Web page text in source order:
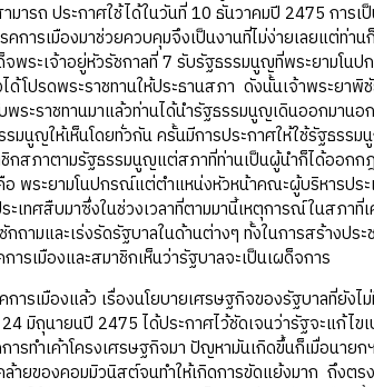
มารถ ประกาศใช้ได้ในวันที่ 10 ธันวาคมปี 2475 การ
คการเมืองมาช่วยควบคุมจึงเป็นงานที่ไม่ง่ายเลยแต่
พระเจ้าอยู่หัวรัชกาลที่ 7 รับรัฐธรรมนูญที่พระยามโ
ด้โปรดพระราชทานให้ประธานสภา ดังนั้นเจ้าพระยา
ระราชทานมาแล้วท่านได้นำรัฐธรรมนูญเดินออกมาน
มนูญให้เห็นโดยทั่วกัน ครั้นมีการประกาศให้ใช้รัฐธร
ชิกสภาตามรัฐธรรมนูญแต่สภาที่ท่านเป็นผู้นำก็ได้ออก
อ พระยามโนปกรณ์แต่ตำแหน่งหัวหน้าคณะผู้บริหารป
เทศสืบมาซึ่งในช่วงเวลาที่ตามมานี้เหตุการณ์ในสภาที่
ามและเร่งรัดรัฐบาลในด้านต่างๆ ทั้งในการสร้างป
รเมืองและสมาชิกเห็นว่ารัฐบาลจะเป็นเผด็จการ
มืองแล้ว เรื่องนโยบายเศรษฐกิจของรัฐบาลที่ยังไม่
มิถุนายนปี 2475 ได้ประกาศไว้ชัดเจนว่ารัฐจะแก้ไข
รทำเค้าโครงเศรษฐกิจมา ปัญหามันเกิดขึ้นก็เมื่อนาย
ายของคอมมิวนิสต์จนทำให้เกิดการขัดแย้งมาก ถึงต